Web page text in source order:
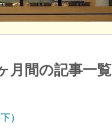
月間の記事一覧
）